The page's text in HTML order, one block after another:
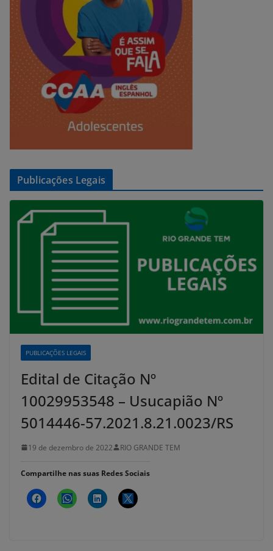
Publicações Legais
PUBLICAÇÕES LEGAIS
Edital de Citação Nº
10029953548 – Usucapião Nº
5014446-57.2021.8.21.0023/RS
19 de dezembro de 2022 RIO GRANDE TEM
Compartilhe nas suas Redes Sociais